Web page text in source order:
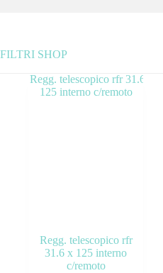
FILTRI SHOP
OUTLET
Regg. telescopico rfr
31.6 x 125 interno
c/remoto